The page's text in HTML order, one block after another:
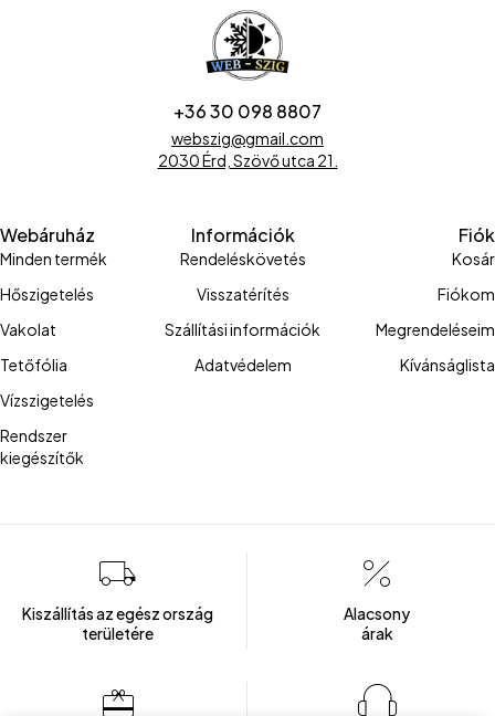
+36 30 098 8807
webszig@gmail.com
2030 Érd, Szövő utca 21.
Webáruház
Minden termék
Hőszigetelés
Vakolat
Tetőfólia
Vízszigetelés
Rendszer
kiegészítők
Információk
Rendeléskövetés
Visszatérítés
Szállítási információk
Adatvédelem
Fiók
Kosár
Fiókom
Megrendeléseim
Kívánságlista
Kiszállítás az egész ország
területére
Alacsony
árak